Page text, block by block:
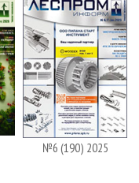
№6 (190) 2025